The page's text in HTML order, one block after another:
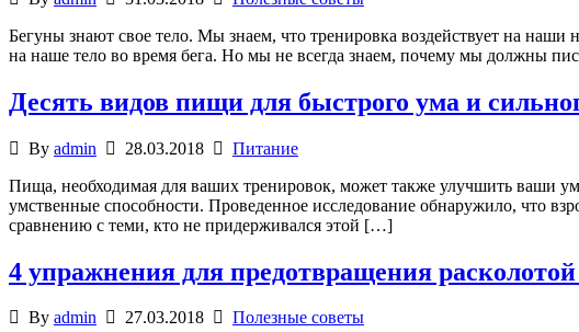
Бегуны знают свое тело. Мы знаем, что тренировка воздействует на наши
на наше тело во время бега. Но мы не всегда знаем, почему мы должны
Десять видов пищи для быстрого ума и
By admin 28.03.2018
Питание
Пища, необходимая для ваших тренировок, может также улучшить ваши
умственные способности. Проведенное исследование обнаружило, что
сравнению с теми, кто не придерживался этой […]
4 упражнения для предотвращения расколотой
By admin 27.03.2018
Полезные советы